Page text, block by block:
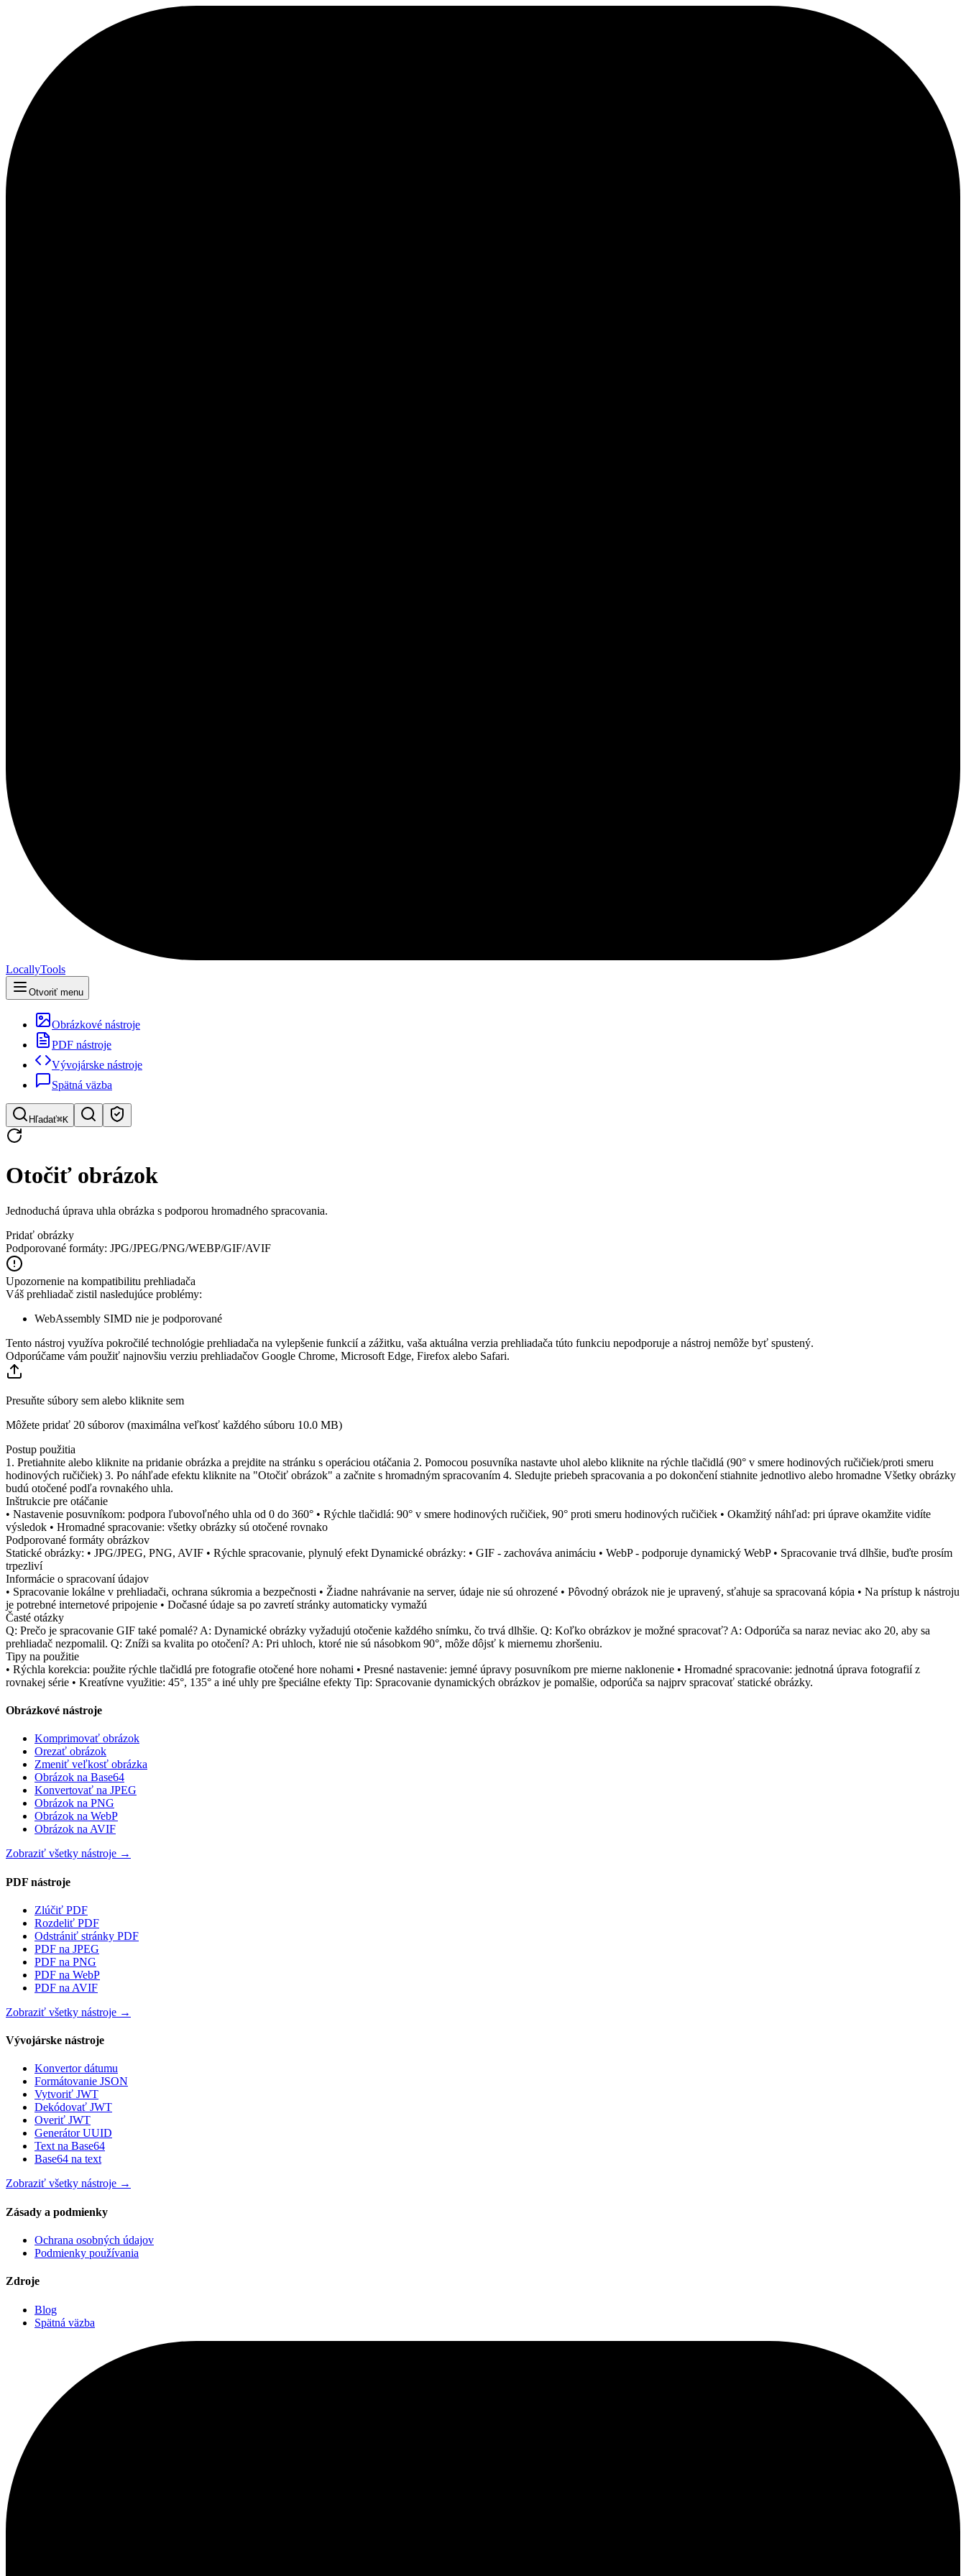
LocallyTools
Otvoriť menu
Obrázkové nástroje
PDF nástroje
Vývojárske nástroje
Spätná väzba
Hľadať⌘K
Rýchle vyhľadávanie nástrojov
Otočiť obrázok
Jednoduchá úprava uhla obrázka s podporou hromadného spracovania.
Pridať obrázky
Podporované formáty: JPG/JPEG/PNG/WEBP/GIF/AVIF
Upozornenie na kompatibilitu prehliadača
Váš prehliadač zistil nasledujúce problémy:
WebAssembly SIMD nie je podporované
Tento nástroj využíva pokročilé technológie prehliadača na vylepšenie funkcií a zážitku, vaša aktuálna verzia prehliadača túto funkciu nepodporuje a nástroj nemôže byť spustený.
Odporúčame vám použiť najnovšiu verziu prehliadačov Google Chrome, Microsoft Edge, Firefox alebo Safari.
Presuňte súbory sem alebo kliknite sem
Môžete pridať 20 súborov (maximálna veľkosť každého súboru 10.0 MB)
Postup použitia
1. Pretiahnite alebo kliknite na pridanie obrázka a prejdite na stránku s operáciou otáčania 2. Pomocou posuvníka nastavte uhol alebo kliknite na rýchle tlačidlá (90° v smere hodinových ručičiek/proti smeru
hodinových ručičiek) 3. Po náhľade efektu kliknite na "Otočiť obrázok" a začnite s hromadným spracovaním 4. Sledujte priebeh spracovania a po dokončení stiahnite jednotlivo alebo hromadne Všetky obrázky
budú otočené podľa rovnakého uhla.
Inštrukcie pre otáčanie
• Nastavenie posuvníkom: podpora ľubovoľného uhla od 0 do 360° • Rýchle tlačidlá: 90° v smere hodinových ručičiek, 90° proti smeru hodinových ručičiek • Okamžitý náhľad: pri úprave okamžite vidíte
výsledok • Hromadné spracovanie: všetky obrázky sú otočené rovnako
Podporované formáty obrázkov
Statické obrázky: • JPG/JPEG, PNG, AVIF • Rýchle spracovanie, plynulý efekt Dynamické obrázky: • GIF - zachováva animáciu • WebP - podporuje dynamický WebP • Spracovanie trvá dlhšie, buďte prosím
trpezliví
Informácie o spracovaní údajov
• Spracovanie lokálne v prehliadači, ochrana súkromia a bezpečnosti • Žiadne nahrávanie na server, údaje nie sú ohrozené • Pôvodný obrázok nie je upravený, sťahuje sa spracovaná kópia • Na prístup k nástroju
je potrebné internetové pripojenie • Dočasné údaje sa po zavretí stránky automaticky vymažú
Časté otázky
Q: Prečo je spracovanie GIF také pomalé? A: Dynamické obrázky vyžadujú otočenie každého snímku, čo trvá dlhšie. Q: Koľko obrázkov je možné spracovať? A: Odporúča sa naraz neviac ako 20, aby sa
prehliadač nezpomalil. Q: Zníži sa kvalita po otočení? A: Pri uhloch, ktoré nie sú násobkom 90°, môže dôjsť k miernemu zhoršeniu.
Tipy na použitie
• Rýchla korekcia: použite rýchle tlačidlá pre fotografie otočené hore nohami • Presné nastavenie: jemné úpravy posuvníkom pre mierne naklonenie • Hromadné spracovanie: jednotná úprava fotografií z
rovnakej série • Kreatívne využitie: 45°, 135° a iné uhly pre špeciálne efekty Tip: Spracovanie dynamických obrázkov je pomalšie, odporúča sa najprv spracovať statické obrázky.
Obrázkové nástroje
Komprimovať obrázok
Orezať obrázok
Zmeniť veľkosť obrázka
Obrázok na Base64
Konvertovať na JPEG
Obrázok na PNG
Obrázok na WebP
Obrázok na AVIF
Zobraziť všetky nástroje →
PDF nástroje
Zlúčiť PDF
Rozdeliť PDF
Odstrániť stránky PDF
PDF na JPEG
PDF na PNG
PDF na WebP
PDF na AVIF
Zobraziť všetky nástroje →
Vývojárske nástroje
Konvertor dátumu
Formátovanie JSON
Vytvoriť JWT
Dekódovať JWT
Overiť JWT
Generátor UUID
Text na Base64
Base64 na text
Zobraziť všetky nástroje →
Zásady a podmienky
Ochrana osobných údajov
Podmienky používania
Zdroje
Blog
Spätná väzba